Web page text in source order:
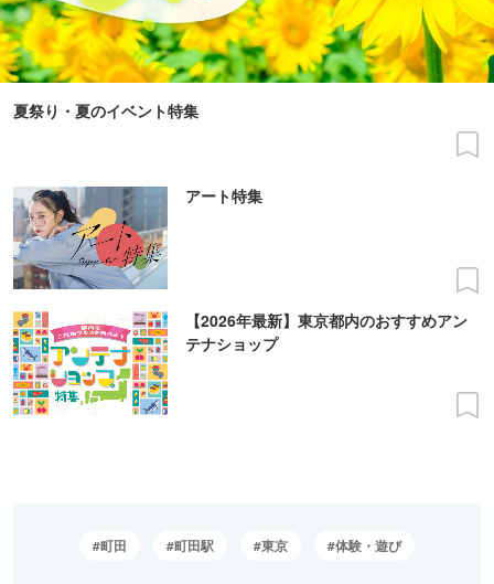
夏祭り・夏のイベント特集
アート特集
【2026年最新】東京都内のおすすめアン
テナショップ
町田 町田駅 東京 体験・遊び